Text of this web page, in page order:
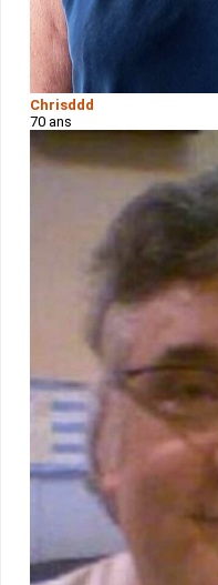
Chrisddd
70 ans